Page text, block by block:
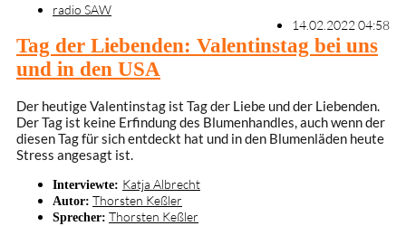
radio SAW
14.02.2022 04:58
Tag der Liebenden: Valentinstag bei uns
und in den USA
Der heutige Valentinstag ist Tag der Liebe und der Liebenden.
Der Tag ist keine Erfindung des Blumenhandles, auch wenn der
diesen Tag für sich entdeckt hat und in den Blumenläden heute
Stress angesagt ist.
Interviewte: Katja Albrecht
Autor: Thorsten Keßler
Sprecher: Thorsten Keßler